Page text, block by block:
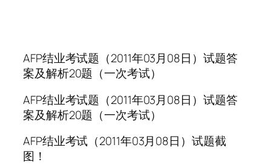
AFP结业考试题（2011年03月08日）试题答
案及解析20题（一次考试）
AFP结业考试题（2011年03月08日）试题答
案及解析20题（一次考试）
AFP结业考试（2011年03月08日）试题截
图！